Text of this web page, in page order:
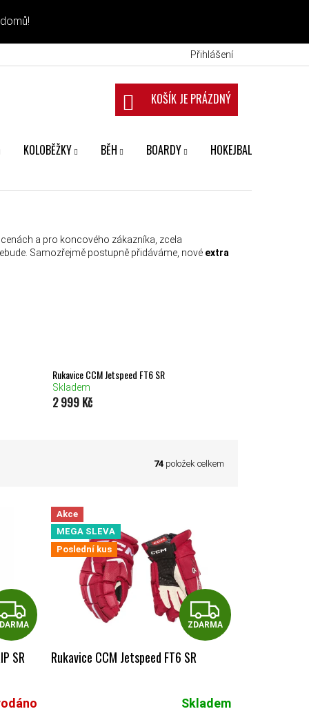
Přihlášení
NÁKUPNÍ KOŠÍK
KOLOBĚŽKY BĚH BOARDY HOKEJBAL
a pro koncového zákazníka, zcela
Samozřejmě postupně přidáváme, nové extra
Rukavice CCM Jetspeed FT6 SR
Skladem
2 999 Kč
74 položek celkem
ZDARMA
SR
Akce
MEGA SLEVA
Poslední kus
ZDARMA
Rukavice CCM Jetspeed FT6 SR
Skladem